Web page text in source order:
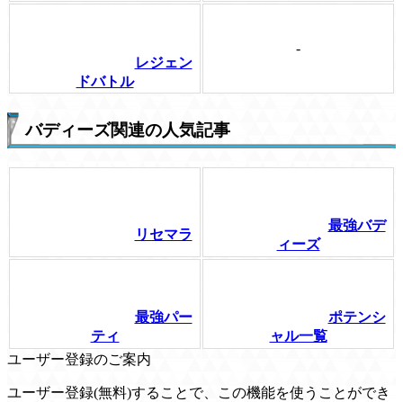
レジェン
ドバトル
-
バディーズ関連の人気記事
リセマラ
最強バデ
ィーズ
最強パー
ティ
ポテンシ
ャル一覧
ユーザー登録のご案内
ユーザー登録(無料)することで、この機能を使うことができ